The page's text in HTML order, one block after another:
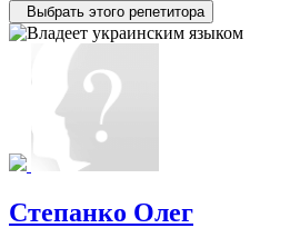
Выбрать этого репетитора
Степанко Олег